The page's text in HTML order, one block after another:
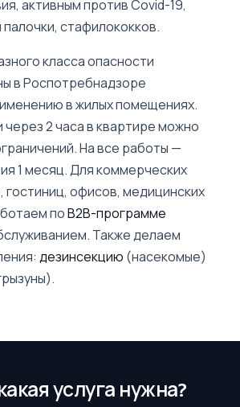
активным против Covid-19,
стафилококков.
класса опасности
в Роспотребнадзоре
в жилых помещениях.
2 часа в квартире можно
На все работы —
1 месяц. Для коммерческих
офисов, медицинских
поB2B-программе
Также делаем
дезинсекцию (насекомые)
услуга нужна?